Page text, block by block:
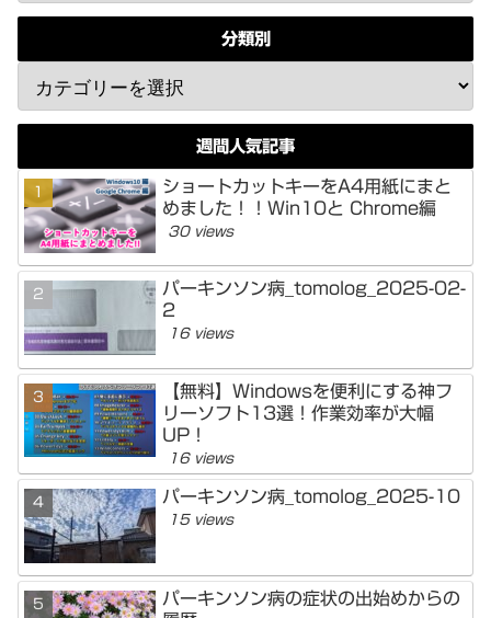
分類別
週間人気記事
ショートカットキーをA4用紙にまと
めました！！Win10と Chrome編
30 views
パーキンソン病_tomolog_2025-02-
2
16 views
【無料】Windowsを便利にする神フ
リーソフト13選！作業効率が大幅
UP！
16 views
パーキンソン病_tomolog_2025-10
15 views
パーキンソン病の症状の出始めからの